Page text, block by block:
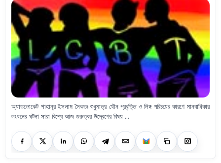
অ্যাডভোকেট শাহানূর ইসলাম সৈকতঃ শুধুমাত্র যৌন প্রবৃত্তি ও লিঙ্গ পরিচয়ের কারণে মানবাধিকার
লংঘনের ঘটনা সারা বিশ্বে আজ গুরুত্বর উদ্বেগের বিষয় ...